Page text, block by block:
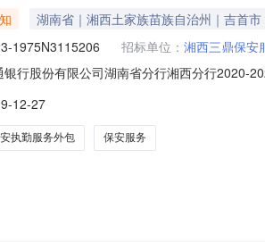
湖南省｜湘西土家族苗族自治州｜吉首市
1975N3115206 招标单位： 湘西三鼎保安
银行股份有限公司湖南省分行湘西分行2020-
服务外包项目（招标编号：0623-
12-27
执勤服务外包 保安服务